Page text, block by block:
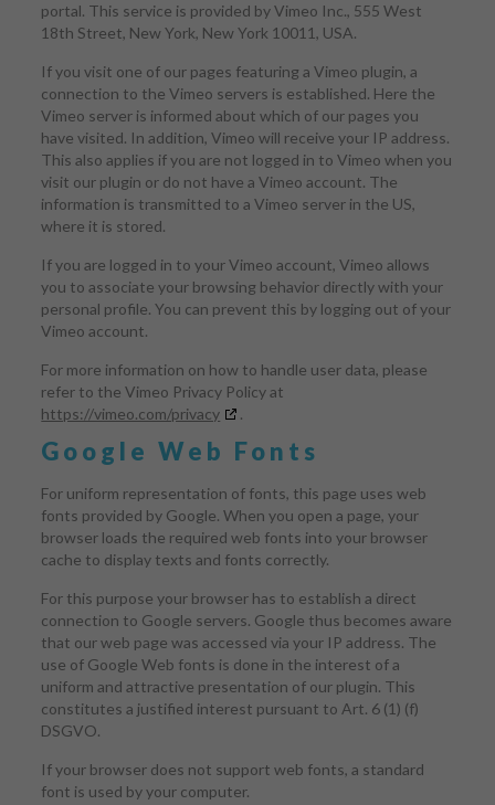
portal. This service is provided by Vimeo Inc., 555 West
18th Street, New York, New York 10011, USA.
If you visit one of our pages featuring a Vimeo plugin, a
connection to the Vimeo servers is established. Here the
Vimeo server is informed about which of our pages you
have visited. In addition, Vimeo will receive your IP address.
This also applies if you are not logged in to Vimeo when you
visit our plugin or do not have a Vimeo account. The
information is transmitted to a Vimeo server in the US,
where it is stored.
If you are logged in to your Vimeo account, Vimeo allows
you to associate your browsing behavior directly with your
personal profile. You can prevent this by logging out of your
Vimeo account.
For more information on how to handle user data, please
refer to the Vimeo Privacy Policy at
https://vimeo.com/privacy
.
Google Web Fonts
For uniform representation of fonts, this page uses web
fonts provided by Google. When you open a page, your
browser loads the required web fonts into your browser
cache to display texts and fonts correctly.
For this purpose your browser has to establish a direct
connection to Google servers. Google thus becomes aware
that our web page was accessed via your IP address. The
use of Google Web fonts is done in the interest of a
uniform and attractive presentation of our plugin. This
constitutes a justified interest pursuant to Art. 6 (1) (f)
DSGVO.
If your browser does not support web fonts, a standard
font is used by your computer.